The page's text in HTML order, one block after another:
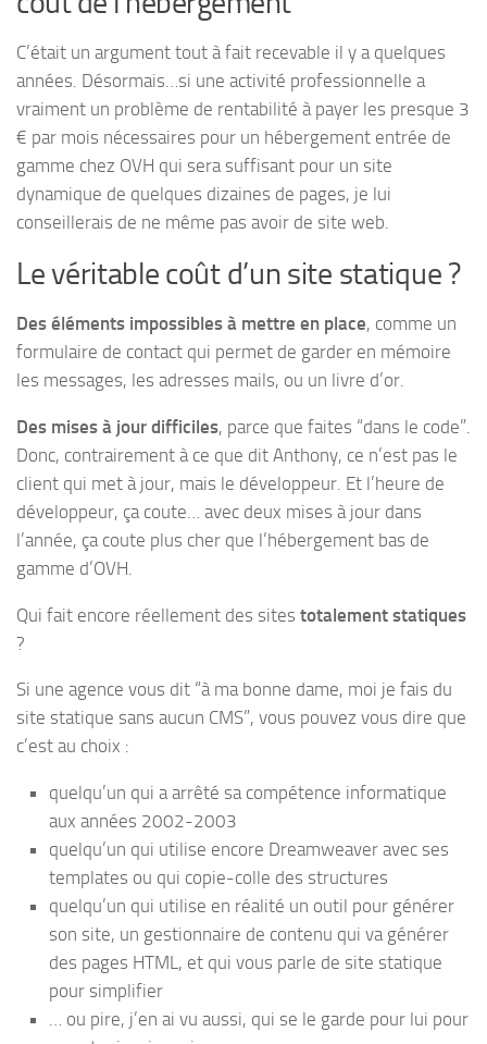
C’était un argument tout à fait recevable il y a quelques
années. Désormais…si une activité professionnelle a
vraiment un problème de rentabilité à payer les presque 3
€ par mois nécessaires pour un hébergement entrée de
gamme chez OVH qui sera suffisant pour un site
dynamique de quelques dizaines de pages, je lui
conseillerais de ne même pas avoir de site web.
Le véritable coût d’un site statique ?
Des éléments impossibles à mettre en place, comme un
formulaire de contact qui permet de garder en mémoire
les messages, les adresses mails, ou un livre d’or.
Des mises à jour difficiles, parce que faites “dans le code”.
Donc, contrairement à ce que dit Anthony, ce n’est pas le
client qui met à jour, mais le développeur. Et l’heure de
développeur, ça coute… avec deux mises à jour dans
l’année, ça coute plus cher que l’hébergement bas de
gamme d’OVH.
Qui fait encore réellement des sites totalement statiques
?
Si une agence vous dit “à ma bonne dame, moi je fais du
site statique sans aucun CMS”, vous pouvez vous dire que
c’est au choix :
quelqu’un qui a arrêté sa compétence informatique
aux années 2002-2003
quelqu’un qui utilise encore Dreamweaver avec ses
templates ou qui copie-colle des structures
quelqu’un qui utilise en réalité un outil pour générer
son site, un gestionnaire de contenu qui va générer
des pages HTML, et qui vous parle de site statique
pour simplifier
… ou pire, j’en ai vu aussi, qui se le garde pour lui pour